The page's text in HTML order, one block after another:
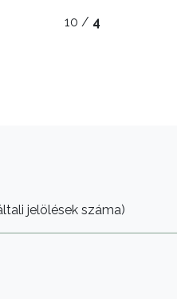
10 / 4
jelölések száma)